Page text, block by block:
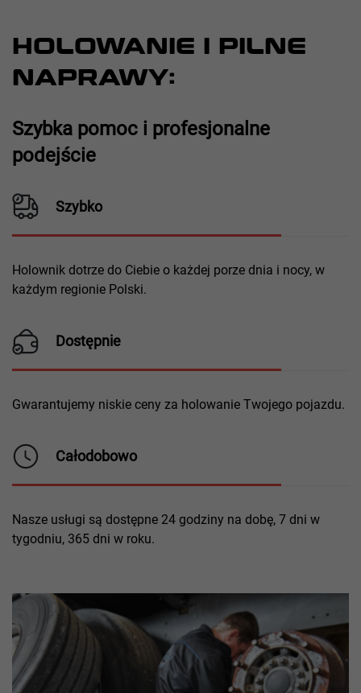
HOLOWANIE I PILNE
NAPRAWY:
Szybka pomoc i profesjonalne
podejście
Szybko
Holownik dotrze do Ciebie o każdej porze dnia i nocy, w
każdym regionie Polski.
Dostępnie
Gwarantujemy niskie ceny za holowanie Twojego pojazdu.
Całodobowo
Nasze usługi są dostępne 24 godziny na dobę, 7 dni w
tygodniu, 365 dni w roku.